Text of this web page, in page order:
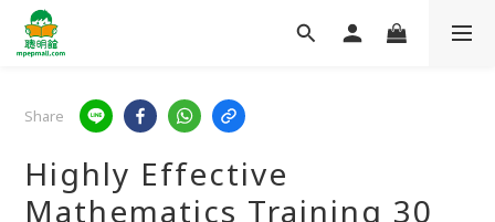
Share
Highly Effective
Mathematics Training 30